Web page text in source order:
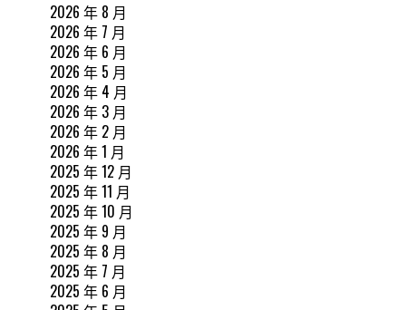
2026 年 8 月
2026 年 7 月
2026 年 6 月
2026 年 5 月
2026 年 4 月
2026 年 3 月
2026 年 2 月
2026 年 1 月
2025 年 12 月
2025 年 11 月
2025 年 10 月
2025 年 9 月
2025 年 8 月
2025 年 7 月
2025 年 6 月